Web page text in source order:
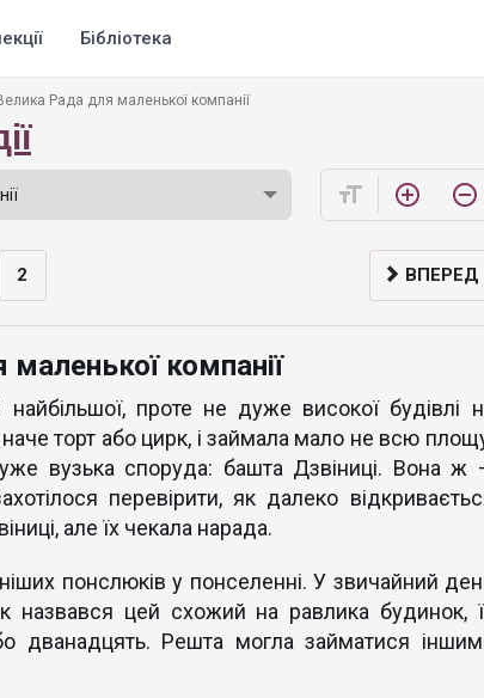
Бібліотека
Рада для маленької компанії
format_size add_circle_outline remove_circle_outline
2 ВПЕРЕД
компанії
проте не дуже високої будівлі
торт або цирк, і займала мало не всю
вузька споруда: башта Дзвіниці. Вона ж
перевірити, як далеко
але їх чекала нарада.
понслюків у понселенні. У звичайний
назвався цей схожий на равлика будинок,
дванадцять. Решта могла займатися